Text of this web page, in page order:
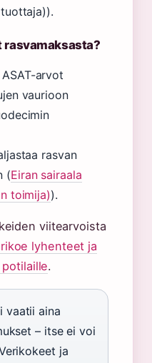
arvot
vaurioon
rasvan
(Eiran sairaala
toimija)).
viitearvoista
lyhenteet ja
.
vaatii aina
– itse ei voi
ja